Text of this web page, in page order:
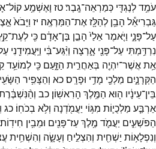
עֹמֵ֥דלְנֶגְדִּ֖י כְּמַרְאֵה־גָֽבֶר׃טז וָאֶשְׁמַ֥עקוֹל־
גַּבְרִיאֵ֕ל הָבֵ֥ן לְהַלָּ֖זאֶת־הַמַּרְאֶֽה׃ יז וַיָּבֹא֙
עַל־פָּנָ֑י וַיֹּ֤אמֶראֵלַי֙ הָבֵ֣ן בֶּן־אָדָ֔ם כִּ֖י לְעֶת־
נִרְדַּ֥מְתִּי עַל־פָּנַ֖י אָ֑רְצָה וַיִּ֨גַּע־בִּ֔י וַיַּֽעֲמִידֵ֖נִי
אֵ֥תאֲשֶׁר־יִהְיֶ֖ה בְּאַחֲרִ֣ית הַזָּ֑עַם כִּ֖י לְמוֹעֵ֥ד
הַקְּרָנָ֑יִם מַלְכֵ֖י מָדַ֥י וּפָרָֽס׃כא וְהַצָּפִ֥יר
בֵּין־עֵינָ֔יו ה֖וּא הַמֶּ֥לֶךְ הָרִאשֽׁוֹן׃ כב
אַרְבַּ֧ע מַלְכֻי֛וֹת מִגּ֥וֹי יַעֲמֹ֖דְנָה וְלֹ֥א בְכֹחֽוֹ׃ כג
הַפֹּשְׁעִ֑ים יַעֲמֹ֛ד מֶ֥לֶךְעַז־פָּנִ֖ים וּמֵבִ֥ין חִידֽוֹת׃
וְנִפְלָא֥וֹת יַשְׁחִ֖ית וְהִצְלִ֣יחַ וְעָשָׂ֑ה וְהִשְׁחִ֥ית